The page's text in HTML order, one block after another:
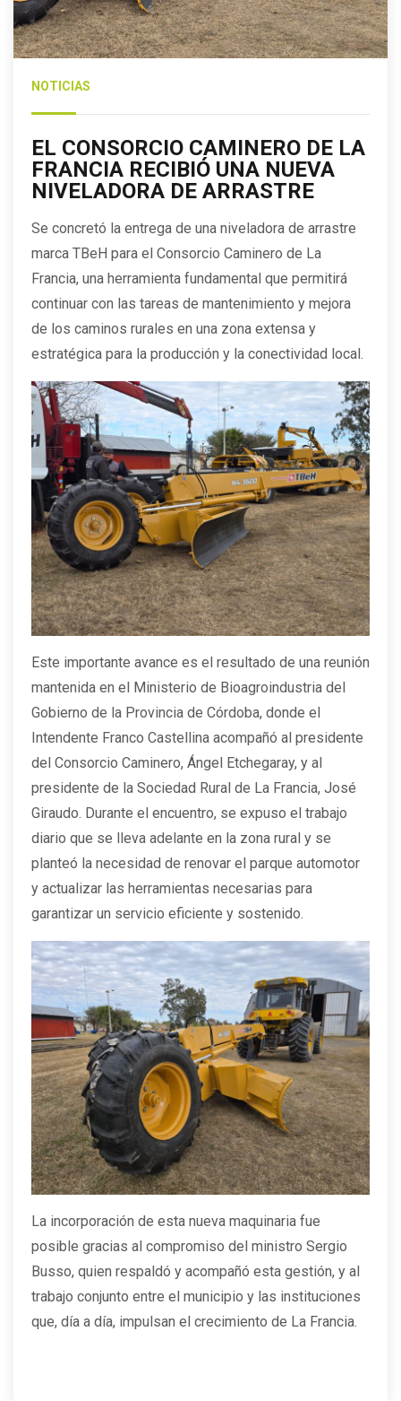
NOTICIAS
EL CONSORCIO CAMINERO DE LA
FRANCIA RECIBIÓ UNA NUEVA
NIVELADORA DE ARRASTRE
Se concretó la entrega de una niveladora de arrastre
marca TBeH para el Consorcio Caminero de La
Francia, una herramienta fundamental que permitirá
continuar con las tareas de mantenimiento y mejora
de los caminos rurales en una zona extensa y
estratégica para la producción y la conectividad local.
Este importante avance es el resultado de una reunión
mantenida en el Ministerio de Bioagroindustria del
Gobierno de la Provincia de Córdoba, donde el
Intendente Franco Castellina acompañó al presidente
del Consorcio Caminero, Ángel Etchegaray, y al
presidente de la Sociedad Rural de La Francia, José
Giraudo. Durante el encuentro, se expuso el trabajo
diario que se lleva adelante en la zona rural y se
planteó la necesidad de renovar el parque automotor
y actualizar las herramientas necesarias para
garantizar un servicio eficiente y sostenido.
La incorporación de esta nueva maquinaria fue
posible gracias al compromiso del ministro Sergio
Busso, quien respaldó y acompañó esta gestión, y al
trabajo conjunto entre el municipio y las instituciones
que, día a día, impulsan el crecimiento de La Francia.